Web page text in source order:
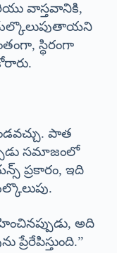
వాస్తవానికి,
మేల్కొలుపుతాయని
స్థిరంగా
పాత
సమాజంలో
ప్రకారం, ఇది
అది